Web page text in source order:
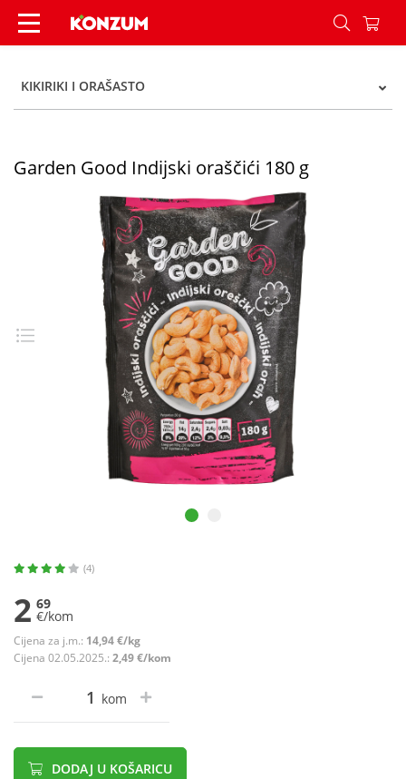
Garden Good Indijski oraščići 180 g - Konzum
KIKIRIKI I ORAŠASTO
Garden Good Indijski oraščići 180 g
(4)
2 69
€/kom
Cijena za j.m.: 14,94 €/kg
Cijena 02.05.2025.: 2,49 €/kom
kom
DODAJ U KOŠARICU